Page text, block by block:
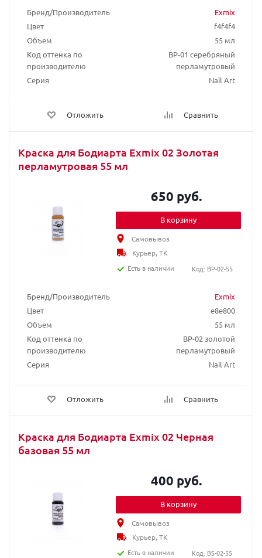
Бренд/Производитель
Exmix
Цвет
f4f4f4
Объем
55 мл
Код оттенка по
производителю
BP-01 серебряный
перламутровый
Серия
Nail Art
Отложить Сравнить
Краска для Бодиарта Exmix 02 Золотая
перламутровая 55 мл
Бренд/Производитель
Exmix
Цвет
e8e800
Объем
55 мл
Код оттенка по
производителю
BP-02 золотой
перламутровый
Серия
Nail Art
Отложить Сравнить
650 руб.
В корзину
Самовывоз
Курьер, ТК
Есть в наличии
Код: BP-02-55
Краска для Бодиарта Exmix 02 Черная
базовая 55 мл
400 руб.
В корзину
Самовывоз
Курьер, ТК
Есть в наличии
Код: BS-02-55